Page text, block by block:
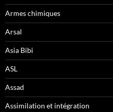
Armes chimiques
Arsal
Asia Bibi
ASL
Assad
Assimilation et intégration